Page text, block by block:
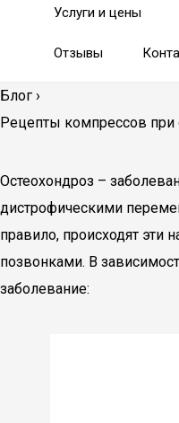
Услуги и цены
Отзывы
Блог ›
Рецепты компрессов при
Остеохондроз –
дистрофическими
правило, происходят эти
позвонками. В
заболевание: